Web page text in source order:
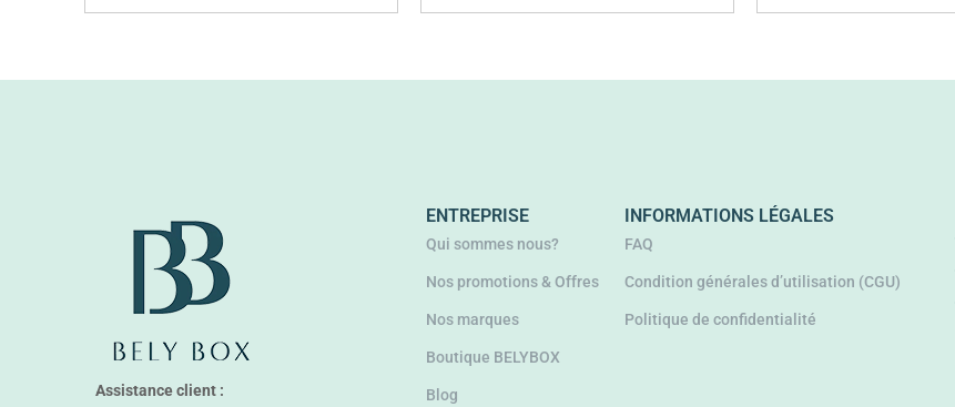
Assistance client :
ENTREPRISE
Qui sommes nous?
Nos promotions & Offres
Nos marques
Boutique BELYBOX
Blog
INFORMATIONS LÉGALES
FAQ
Condition générales d’utilisation (CGU)
Politique de confidentialité